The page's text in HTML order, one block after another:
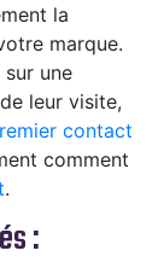
la
marque.
une
leur visite,
contact
comment
.
: